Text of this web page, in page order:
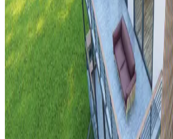
Merdiven boşluğunda ayna
güvenlik ve estetik unsurların
çıkan görüşler, aynanın ortada ve uygun
vurgular.
Küçük Halıların Kaymasını
Uygun Çözümler
Küçük halıların kaymasını önlemek için
bantlar ve silikon bazlı malzemeler gibi
Zemine zarar vermeden doğru ürün